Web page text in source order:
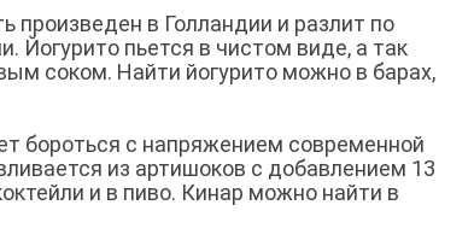
произведен в Голландии и разлит по
Йогурито пьется в чистом виде, а так
соком. Найти йогурито можно в барах,
бороться с напряжением современной
из артишоков с добавлением 13
и в пиво. Кинар можно найти в